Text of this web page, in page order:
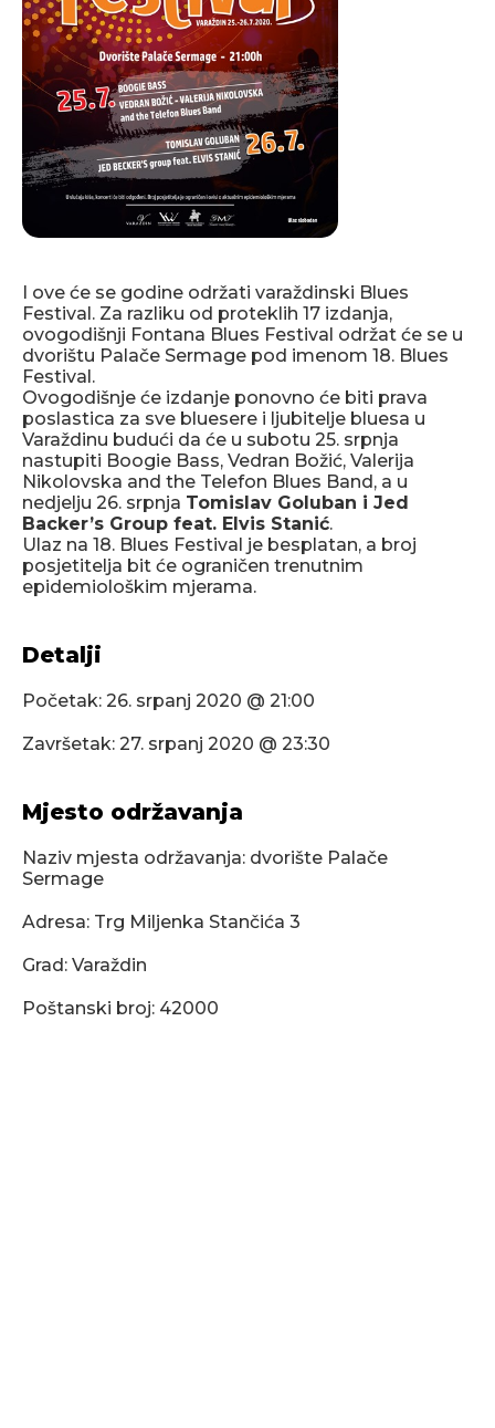
I ove će se godine održati varaždinski Blues
Festival. Za razliku od proteklih 17 izdanja,
ovogodišnji Fontana Blues Festival održat će se u
dvorištu Palače Sermage pod imenom 18. Blues
Festival.
Ovogodišnje će izdanje ponovno će biti prava
poslastica za sve bluesere i ljubitelje bluesa u
Varaždinu budući da će u subotu 25. srpnja
nastupiti Boogie Bass, Vedran Božić, Valerija
Nikolovska and the Telefon Blues Band, a u
nedjelju 26. srpnja Tomislav Goluban i Jed
Backer’s Group feat. Elvis Stanić.
Ulaz na 18. Blues Festival je besplatan, a broj
posjetitelja bit će ograničen trenutnim
epidemiološkim mjerama.
Detalji
Početak: 26. srpanj 2020 @ 21:00
Završetak: 27. srpanj 2020 @ 23:30
Mjesto održavanja
Naziv mjesta održavanja: dvorište Palače
Sermage
Adresa: Trg Miljenka Stančića 3
Grad: Varaždin
Poštanski broj: 42000